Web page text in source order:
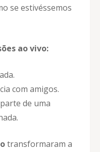
se estivéssemos
ao vivo:
com amigos.
de uma
transformaram a